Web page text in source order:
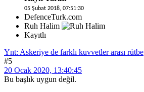
05 Şubat 2018, 07:51:30
DefenceTurk.com
Ruh Halim
Kayıtlı
Ynt: Askeriye de farklı kuvvetler arası rütbe
#5
20 Ocak 2020, 13:40:45
Bu başlık uygun değil.